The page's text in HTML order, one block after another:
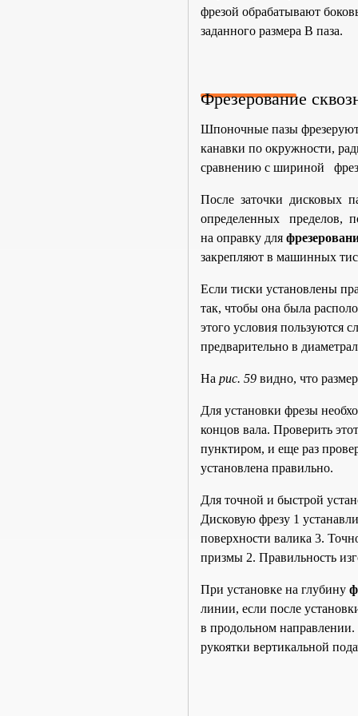
фрезой обрабатывают
заданного размера В паза.
Фрезерование
Шпоночные пазы фрезеруют
канавки по окружности,
сравнению с шириной
После заточки дисковых
определенных пределов,
на оправку для
закрепляют в машинных
Если тиски установлены
так, чтобы она была
этого условия пользуются
предварительно в
На рис. 59 видно, что
Для установки фрезы
концов вала. Проверить
пунктиром, и еще раз
установлена правильно.
Для точной и быстрой
Дисковую фрезу 1
поверхности валика 3.
призмы 2. Правильность
При установке на глубину
линии, если после
в продольном
рукоятки вертикальной